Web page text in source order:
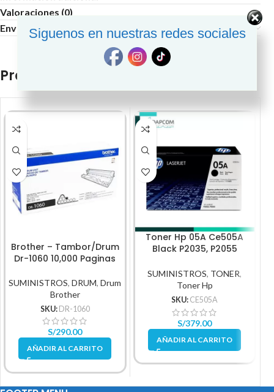
Valoraciones (0)
Envío y Entrega
Productos relacionados
Brother – Tambor/Drum
Dr-1060 10,000 Paginas
SUMINISTROS,DRUM,Drum
Brother
SKU: DR-1060
S/290.00
AÑADIR AL CARRITO
Toner Hp 05A Ce505A
Black P2035, P2055
SUMINISTROS, TONER,
Toner Hp
SKU: CE505A
S/379.00
AÑADIR AL CARRITO
Siguenos en nuestras redes sociales